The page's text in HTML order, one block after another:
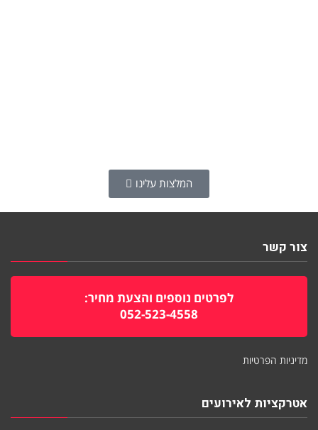
המלצות עלינו
צור קשר
לפרטים נוספים והצעת מחיר:
052-523-4558
מדיניות הפרטיות
אטרקציות לאירועים